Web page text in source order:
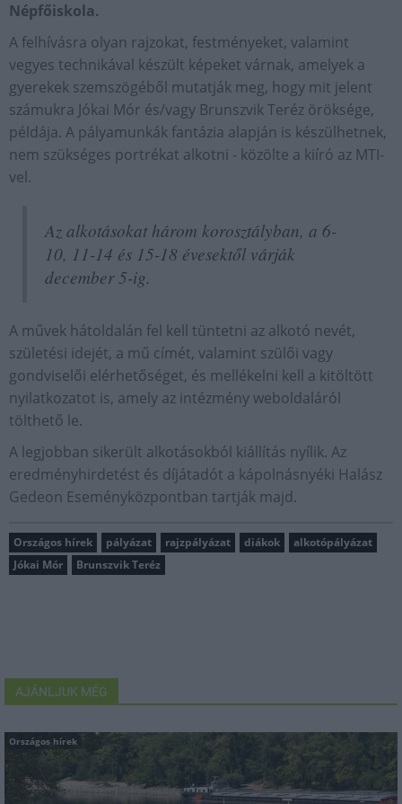
Népfőiskola.
A felhívásra olyan rajzokat, festményeket, valamint
vegyes technikával készült képeket várnak, amelyek a
gyerekek szemszögéből mutatják meg, hogy mit jelent
számukra Jókai Mór és/vagy Brunszvik Teréz öröksége,
példája. A pályamunkák fantázia alapján is készülhetnek,
nem szükséges portrékat alkotni - közölte a kiíró az MTI-
vel.
Az alkotásokat három korosztályban, a 6-
10, 11-14 és 15-18 évesektől várják
december 5-ig.
A művek hátoldalán fel kell tüntetni az alkotó nevét,
születési idejét, a mű címét, valamint szülői vagy
gondviselői elérhetőséget, és mellékelni kell a kitöltött
nyilatkozatot is, amely az intézmény weboldaláról
tölthető le.
A legjobban sikerült alkotásokból kiállítás nyílik. Az
eredményhirdetést és díjátadót a kápolnásnyéki Halász
Gedeon Eseményközpontban tartják majd.
Országos hírek pályázat rajzpályázat diákok
alkotópályázat
Jókai Mór
Brunszvik Teréz
AJÁNLJUK MÉG
Országos hírek